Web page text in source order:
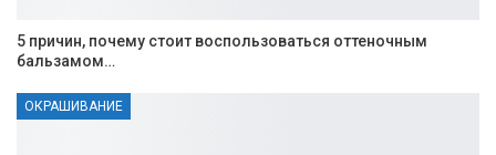
5 причин, почему стоит воспользоваться оттеночным
бальзамом…
ОКРАШИВАНИЕ